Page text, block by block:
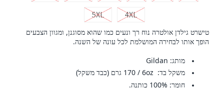
4XL
5XL
טישרט גילדן אולטרה נוח רך ונעים כמו שהוא מסוגנן, ומגוון הצבעים
הופך אותו לבחירה המושלמת לכל עונה של השנה.
מותג: Gildan
משקל בד: oz
6
/170 גרם
(כבד משקל)
חומר: 100% כותנה.